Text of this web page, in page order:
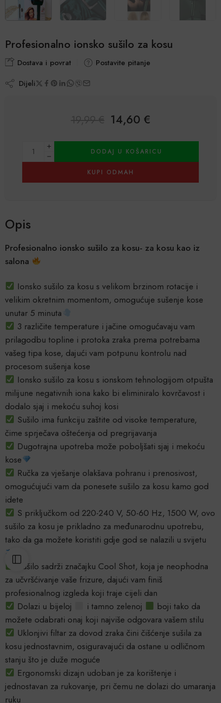
Profesionalno ionsko sušilo za kosu
Dostava i povrat Postavite pitanje
Dijeli
14,60 €
DODAJ U KOŠARICU
KUPI ODMAH
Alternative:
Opis
Profesionalno ionsko sušilo za kosu- za kosu kao iz
salona
Ionsko sušilo za kosu s velikom brzinom rotacije i
velikim okretnim momentom, omogućuje sušenje kose
unutar 5 minuta
3 različite temperature i jačine omogućavaju vam
prilagodbu topline i protoka zraka prema potrebama
vašeg tipa kose, dajući vam potpunu kontrolu nad
procesom sušenja kose
Ionsko sušilo za kosu s ionskom tehnologijom otpušta
milijune negativnih iona kako bi eliminiralo kovrčavost i
dodalo sjaj i mekoću suhoj kosi
Sušilo ima funkciju zaštite od visoke temperature,
čime sprječava oštećenja od pregrijavanja
Dugotrajna upotreba može poboljšati sjaj i mekoću
kose
Ručka za vješanje olakšava pohranu i prenosivost,
omogućujući vam da ponesete sušilo za kosu kamo god
idete
S priključkom od 220-240 V, 50-60 Hz, 1500 W, ovo
sušilo za kosu je prikladno za međunarodnu upotrebu,
tako da ga možete koristiti gdje god se nalazili u svijetu
Sušilo sadrži značajku Cool Shot, koja je neophodna
za učvršćivanje vaše frizure, dajući vam finiš
profesionalnog izgleda koji traje cijeli dan
Dolazi u bijeloj
i tamno zelenoj
boji tako da
možete odabrati onaj koji najviše odgovara vašem stilu
Uklonjivi filtar za dovod zraka čini čišćenje sušila za
kosu jednostavnim, osiguravajući da ostane u odličnom
stanju što je duže moguće
Ergonomski dizajn udoban je za korištenje i
jednostavan za rukovanje, pri čemu ne dolazi do umaranja
ruku